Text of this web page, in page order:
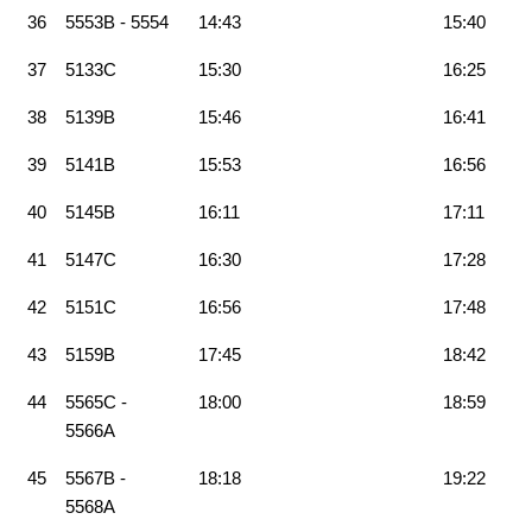
36 5553B - 5554 14:43 15:40
37 5133C 15:30 16:25
38 5139B 15:46 16:41
39 5141B 15:53 16:56
40 5145B 16:11 17:11
41 5147C 16:30 17:28
42 5151C 16:56 17:48
43 5159B 17:45 18:42
44
5565C -
5566A
18:00 18:59
45
5567B -
5568A
18:18 19:22